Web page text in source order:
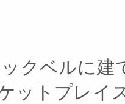
クベルに建
ットプレイ